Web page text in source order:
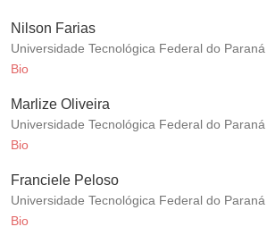
Nilson Farias
Universidade Tecnológica Federal do
Bio
Marlize Oliveira
Universidade Tecnológica Federal do
Bio
Franciele Peloso
Universidade Tecnológica Federal do
Bio